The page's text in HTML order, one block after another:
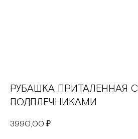
РУБАШКА ПРИТАЛЕННАЯ С
ПОДПЛЕЧНИКАМИ
3990,00 ₽